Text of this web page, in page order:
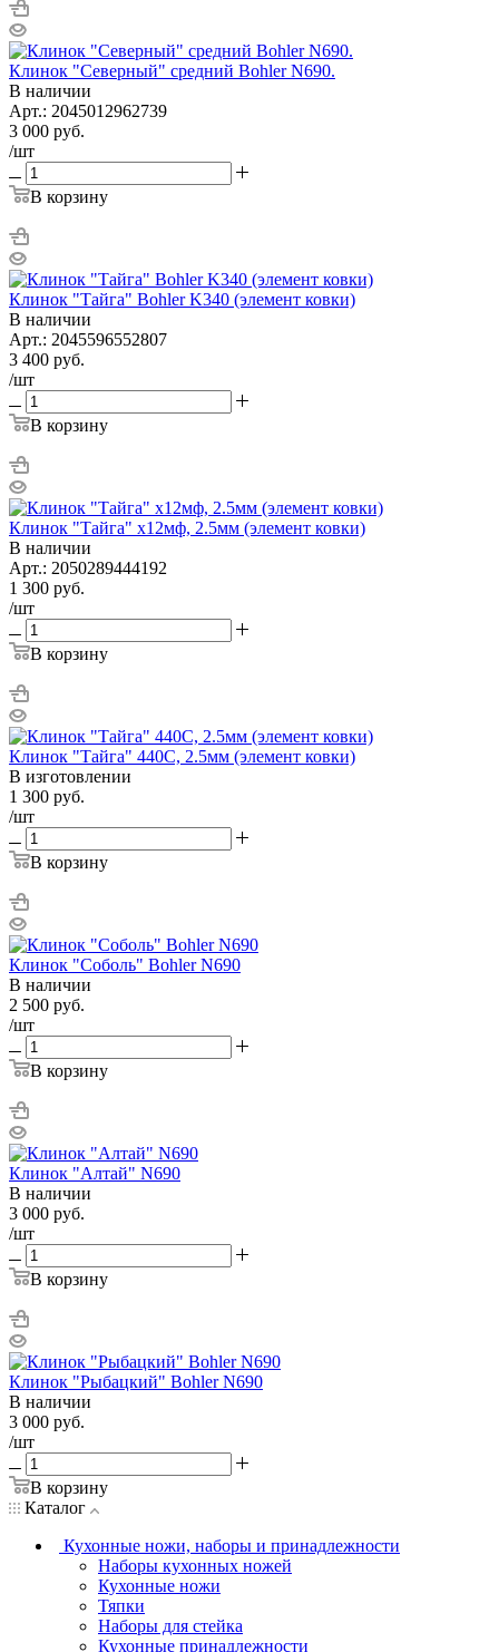
Клинок "Северный" средний Bohler N690.
В наличии
Арт.: 2045012962739
3 000 руб.
/шт
В корзину
Клинок "Тайга" Bohler K340 (элемент ковки)
В наличии
Арт.: 2045596552807
3 400 руб.
/шт
В корзину
Клинок "Тайга" х12мф, 2.5мм (элемент ковки)
В наличии
Арт.: 2050289444192
1 300 руб.
/шт
В корзину
Клинок "Тайга" 440С, 2.5мм (элемент ковки)
В изготовлении
1 300 руб.
/шт
В корзину
Клинок "Соболь" Bohler N690
В наличии
2 500 руб.
/шт
В корзину
Клинок "Алтай" N690
В наличии
3 000 руб.
/шт
В корзину
Клинок "Рыбацкий" Bohler N690
В наличии
3 000 руб.
/шт
В корзину
Каталог
Кухонные ножи, наборы и принадлежности
Наборы кухонных ножей
Кухонные ножи
Тяпки
Наборы для стейка
Кухонные принадлежности